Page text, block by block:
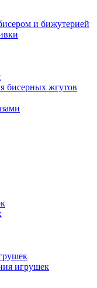
и бижутерией
бисерных жгутов
игрушек